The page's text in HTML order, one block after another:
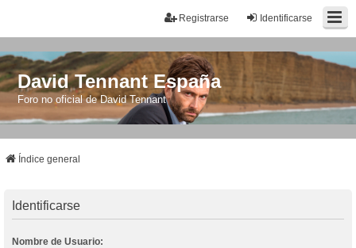
Identificarse
Registrarse
David Tennant España
Foro no oficial de David Tennant
Índice general
Identificarse
Nombre de Usuario: